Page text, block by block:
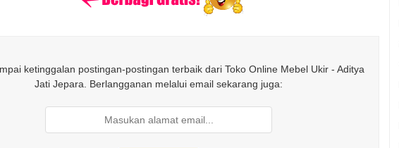
ketinggalan postingan-postingan terbaik dari Toko Online Mebel Ukir - Aditya
Jati Jepara. Berlangganan melalui email sekarang juga: